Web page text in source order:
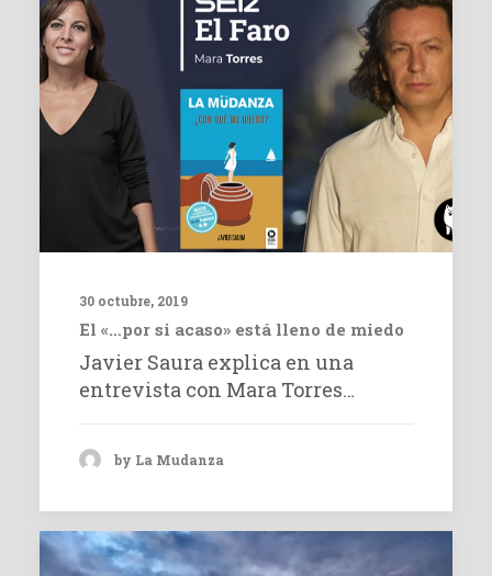
30 octubre, 2019
El «…por si acaso» está lleno de miedo
Javier Saura explica en una
entrevista con Mara Torres…
by La Mudanza